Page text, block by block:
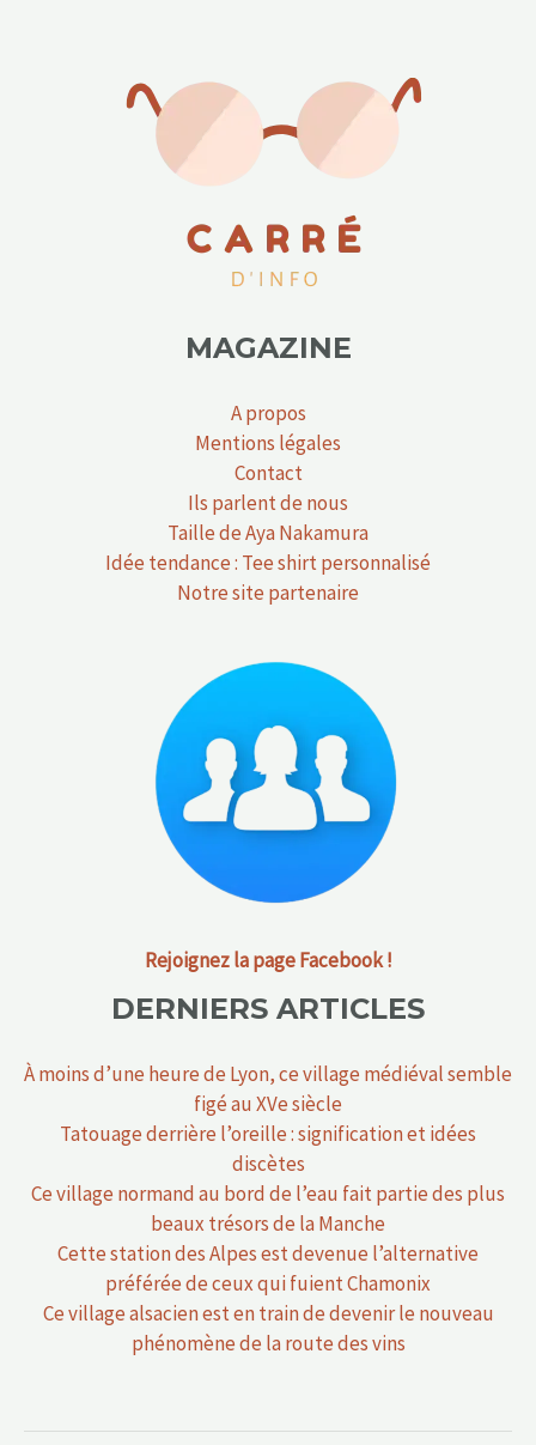
MAGAZINE
A propos
Mentions légales
Contact
Ils parlent de nous
Taille de Aya Nakamura
Idée tendance : Tee shirt personnalisé
Notre site partenaire
Rejoignez la page Facebook !
DERNIERS ARTICLES
À moins d’une heure de Lyon, ce village médiéval semble
figé au XVe siècle
Tatouage derrière l’oreille : signification et idées
discètes
Ce village normand au bord de l’eau fait partie des plus
beaux trésors de la Manche
Cette station des Alpes est devenue l’alternative
préférée de ceux qui fuient Chamonix
Ce village alsacien est en train de devenir le nouveau
phénomène de la route des vins